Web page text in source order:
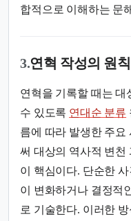
합적으로 이해하는 문
3.연혁 작성의 원
연혁을 기록할 때는 대
수 있도록 연대순 분류
름에 따라 발생한 주요
써 대상의 역사적 변천
이 핵심이다. 단순한
이 변화하거나 결정적
로 기술한다. 이러한